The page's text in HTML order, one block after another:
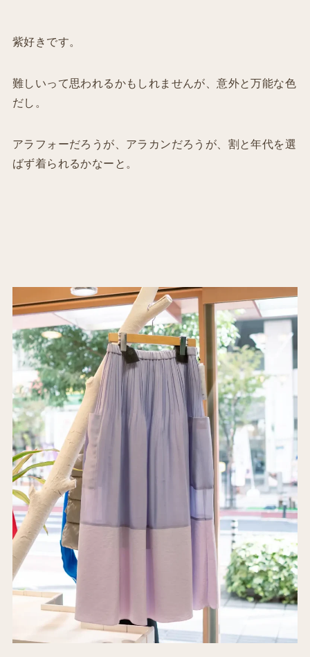
紫好きです。
難しいって思われるかもしれませんが、意外と万能な色
だし。
アラフォーだろうが、アラカンだろうが、割と年代を選
ばず着られるかなーと。